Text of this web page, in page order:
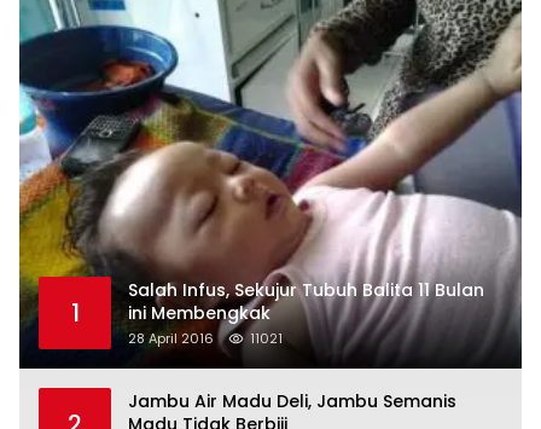
1
Salah Infus, Sekujur Tubuh Balita 11 Bulan
ini Membengkak
28 April 2016 11021
Jambu Air Madu Deli, Jambu Semanis
Madu Tidak Berbiji